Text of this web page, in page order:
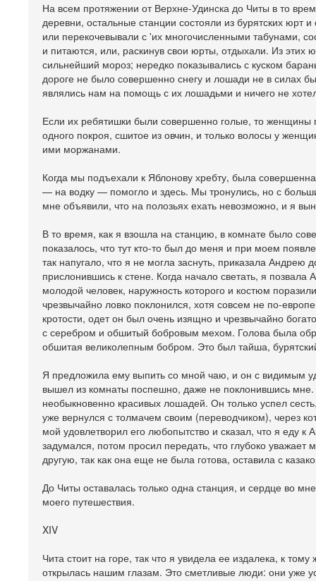
На всем протяжении от Верхне-Удинска до Читы в то
деревни, остальные станции состояли из бурятских юрт
или перекочевывали с 'их многочисленными табунами,
и питаются, или, раскинув свои юрты, отдыхали. Из
сильнейший мороз; нередко показывались с куском
дороге не было совершенно снегу и лошади не в силах
являлись нам на помощь с их лошадьми и ничего не
Если их ребятишки были совершенно голые, то женщины
одного покроя, сшитое из овчин, и только волосы у
ими моржанами.
Когда мы подъехали к Яблонову хребту, была
— на водку — помогло и здесь. Мы тронулись, но с
мне объявили, что на полозьях ехать невозможно, и я
В то время, как я взошла на станцию, в комнате было
показалось, что тут кто-то был до меня и при моем
так напугало, что я не могла заснуть, приказала
прислонившись к стене. Когда начало светать, я
молодой человек, наружность которого и костюм
чрезвычайно ловко поклонился, хотя совсем не по-
кротости, одет он был очень изящно и чрезвычайно
с серебром и обшитый бобровым мехом. Голова была
обшитая великолепным бобром. Это был тайша,
Я предложила ему выпить со мной чаю, и он с видимым
вышел из комнаты поспешно, даже не поклонившись
необыкновенно красивых лошадей. Он только успел
уже вернулся с толмачем своим (переводчиком), через
мой удовлетворил его любопытство и сказал, что я еду
задумался, потом просил передать, что глубоко
другую, так как она еще не была готова, оставила с
До Читы оставалась только одна станция, и сердце во
моего путешествия.
XIV
Чита стоит на горе, так что я увидела ее издалека, к
открылась нашим глазам. Это сметливые люди: они уже